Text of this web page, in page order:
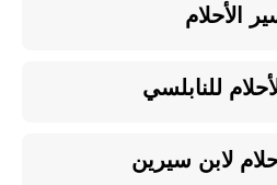
الأحلام
للنابلسي
لابن سيرين